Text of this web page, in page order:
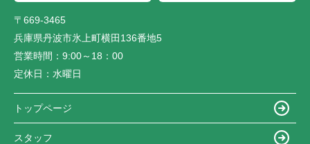
〒669-3465
兵庫県丹波市氷上町横田136番地5
営業時間： 9:00～18：00
定休日： 水曜日
トップページ
スタッフ